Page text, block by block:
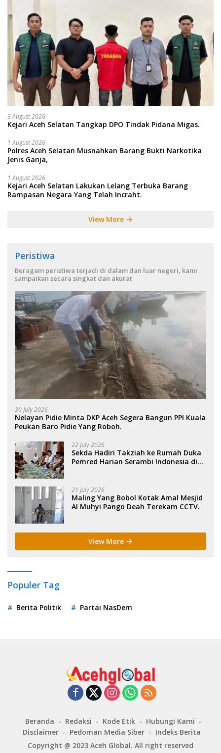
3 August 2026
Kejari Aceh Selatan Tangkap DPO Tindak Pidana Migas.
1 August 2026
Polres Aceh Selatan Musnahkan Barang Bukti Narkotika
Jenis Ganja,
1 August 2026
Kejari Aceh Selatan Lakukan Lelang Terbuka Barang
Rampasan Negara Yang Telah Incraht.
View More
Peristiwa
Beragam peristiwa terjadi di dalam dan luar negeri, kami
sampaikan secara singkat dan akurat
30 July 2026
Nelayan Pidie Minta DKP Aceh Segera Bangun PPI Kuala
Peukan Baro Pidie Yang Roboh.
22 July 2026
Sekda Hadiri Takziah ke Rumah Duka
Pemred Harian Serambi Indonesia di
21 July 2026
Maling Yang Bobol Kotak Amal Mesjid
Al Muhyi Pango Deah Terekam CCTV.
View More
Populer Tag
Berita Politik Partai NasDem
Beranda Redaksi Kode Etik
Hubungi Kami
Disclaimer
Pedoman Media Siber
Indeks Berita
Copyright @ 2023 Aceh Global. All right reserved